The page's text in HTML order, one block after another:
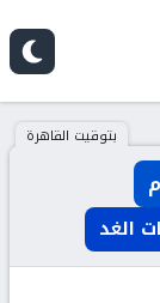
بتوقيت القاهرة
الغد